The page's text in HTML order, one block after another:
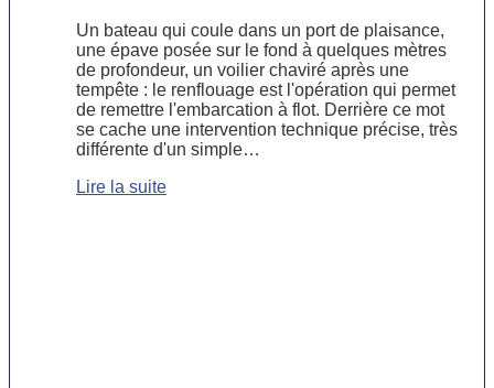
Un bateau qui coule dans un port de plaisance,
une épave posée sur le fond à quelques mètres
de profondeur, un voilier chaviré après une
tempête : le renflouage est l'opération qui permet
de remettre l'embarcation à flot. Derrière ce mot
se cache une intervention technique précise, très
différente d'un simple…
Lire la suite